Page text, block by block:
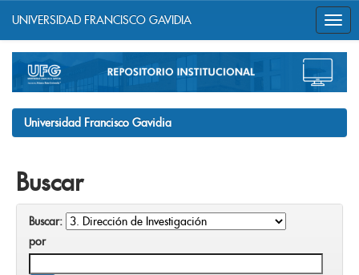
navigation
UNIVERSIDAD FRANCISCO GAVIDIA
Universidad Francisco Gavidia
Buscar
Buscar:
por